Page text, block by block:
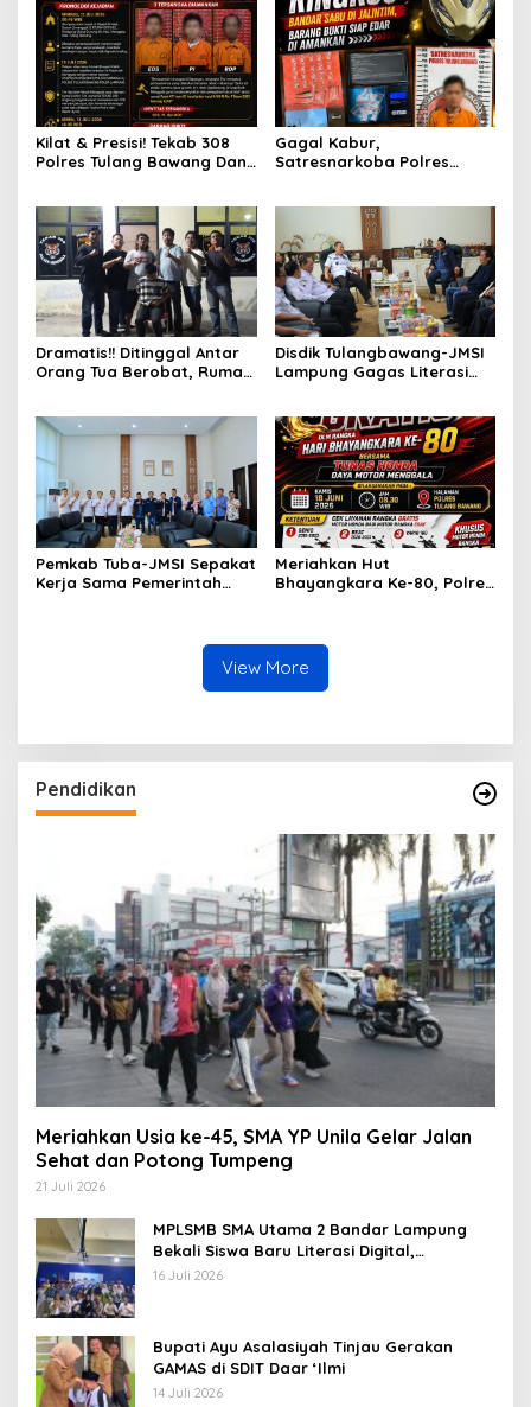
Kilat & Presisi! Tekab 308
Polres Tulang Bawang Dan
Pencurian Rumah Ibadah
Gagal Kabur,
Satresnarkoba Polres
Barang Bukti Siap Edar Di
Amankan
Dramatis!! Ditinggal Antar
Orang Tua Berobat, Rumah
Gabungan URC TEKAB 308
Gulung Pelaku Di Tempat
Persembunyian
Disdik Tulangbawang-JMSI
Lampung Gagas Literasi
Pemkab Tuba-JMSI Sepakat
Kerja Sama Pemerintah
Meriahkan Hut
Bhayangkara Ke-80, Polres
View More
Pendidikan
Meriahkan Usia ke-45, SMA YP Unila Gelar Jalan
Sehat dan Potong Tumpeng
21 Juli 2026
MPLSMB SMA Utama 2 Bandar Lampung
Bekali Siswa Baru Literasi Digital,
Jurnalistik, dan Etika Bermedia Sosial
16 Juli 2026
Bupati Ayu Asalasiyah Tinjau Gerakan
GAMAS di SDIT Daar ‘Ilmi
14 Juli 2026